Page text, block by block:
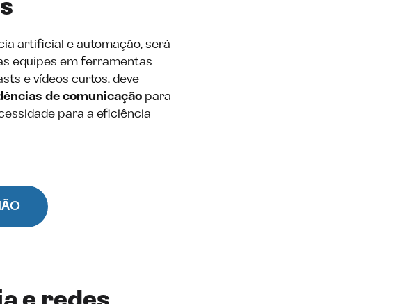
artificial e automação, será
equipes em ferramentas
e vídeos curtos, deve
de comunicação para
para a eficiência